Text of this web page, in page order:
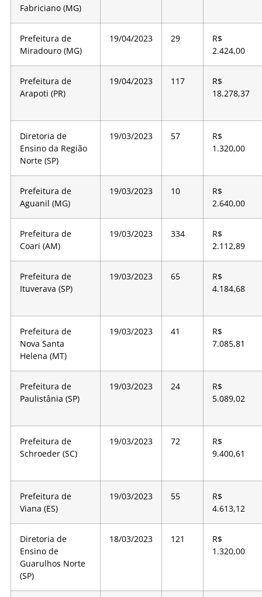
Fabriciano (MG)
Prefeitura de
Miradouro (MG)
19/04/2023 29
R$
2.424,00
Prefeitura de
Arapoti (PR)
19/04/2023 117
R$
18.278,37
Diretoria de
Ensino da Região
Norte (SP)
19/03/2023 57
R$
1.320,00
Prefeitura de
Aguanil (MG)
19/03/2023 10
R$
2.640,00
Prefeitura de
Coari (AM)
19/03/2023 334
R$
2.112,89
Prefeitura de
Ituverava (SP)
19/03/2023 65
R$
4.184,68
Prefeitura de
Nova Santa
Helena (MT)
19/03/2023 41
R$
7.085,81
Prefeitura de
Paulistânia (SP)
19/03/2023 24
R$
5.089,02
Prefeitura de
Schroeder (SC)
19/03/2023 72
R$
9.400,61
Prefeitura de
Viana (ES)
19/03/2023 55
R$
4.613,12
Diretoria de
Ensino de
Guarulhos Norte
(SP)
18/03/2023 121
R$
1.320,00